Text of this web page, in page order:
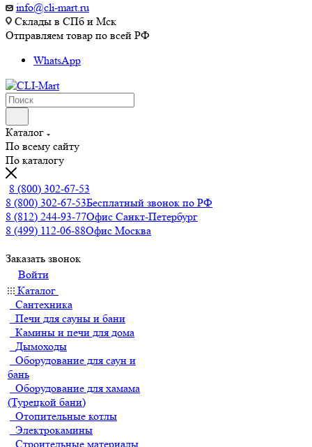
info@cli-mart.ru
Склады в СПб и Мск
Отправляем товар по всей РФ
WhatsApp
Каталог
По всему сайту
По каталогу
8 (800) 302-67-53
8 (800) 302-67-53Бесплатный звонок по РФ
8 (812) 244-93-77Офис Санкт-Петербург
8 (499) 112-06-88Офис Москва
Заказать звонок
Войти
Каталог
Сантехника
Печи для сауны и бани
Камины и печи для дома
Дымоходы
Оборудование для саун и
бань
Оборудование для хамама
(Турецкой бани)
Отопительные котлы
Электрокамины
Строительные материалы